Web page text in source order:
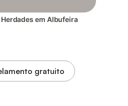
em Albufeira
gratuito